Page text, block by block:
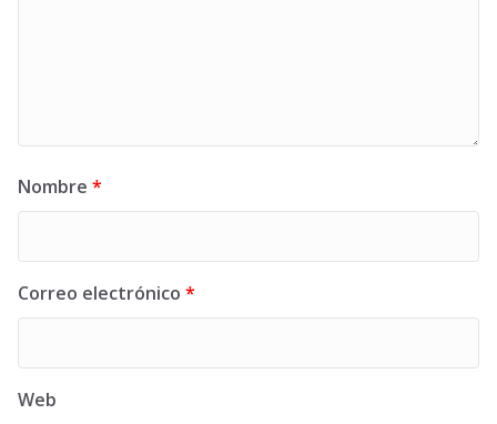
Nombre *
Correo electrónico *
Web